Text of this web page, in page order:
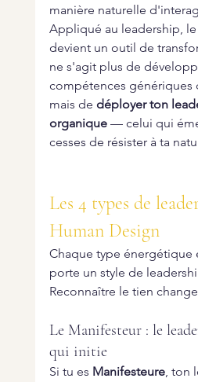
manière naturelle
Appliqué au leadership,
devient un outil de
ne s'agit plus de
compétences génériques
mais de déployer ton
organique — celui qui
cesses de résister à ta
Les 4 types de
Human Design
Chaque type énergétique
porte un style de
Reconnaître le tien
Le Manifesteur : le
qui initie
Si tu es Manifesteure, ton